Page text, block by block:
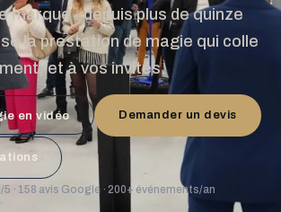
marque : depuis plus de quinze
la prestation de magie qui colle
et à vos invités.
en vidéo Demander un devis
5 · 158 avis Google · 200+ événements/an